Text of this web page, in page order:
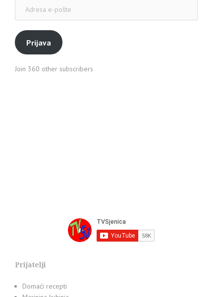
pošte
Prijava
Join 360 other subscribers
Prijatelji
Domaći recepti